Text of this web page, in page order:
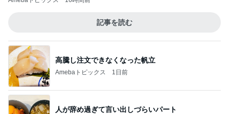
記事を読む
高騰し注文できなくなった帆立
Amebaトピックス 1日前
人が辞め過ぎて言い出しづらいパート